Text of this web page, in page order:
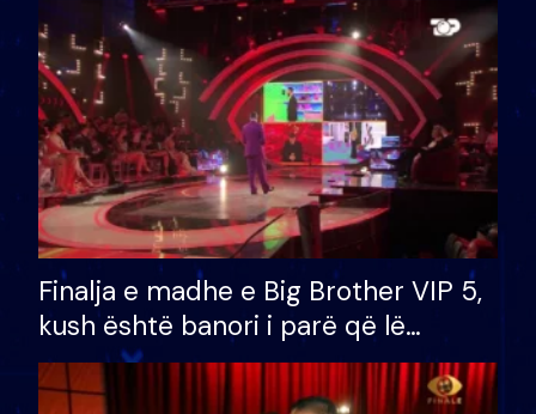
Finalja e madhe e Big Brother VIP 5,
kush është banori i parë që lë
shtëpinë dhe humb mundësinë për
të fituar çmimin e madh